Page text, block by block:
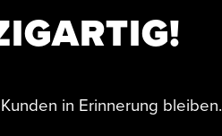
in Erinnerung bleiben.